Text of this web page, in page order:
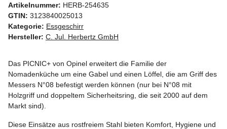
Artikelnummer: HERB-254635
GTIN: 3123840025013
Kategorie: Essgeschirr
Hersteller: C. Jul. Herbertz GmbH
Das PICNIC+ von Opinel erweitert die Familie der
Nomadenküche um eine Gabel und einen Löffel, die am Griff des
Messers N°08 befestigt werden können (nur bei N°08 mit
Holzgriff und doppeltem Sicherheitsring, die seit 2000 auf dem
Markt sind).
Diese Einsätze aus rostfreiem Stahl bieten Komfort, Hygiene und